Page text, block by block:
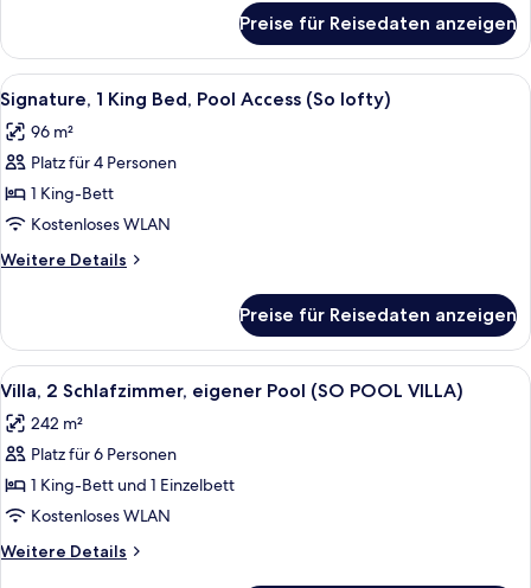
Comfy
Pool
Access)
anzeigen
Room,
King
Bed,
Pool
Access
Comfy
Pool
Preise für Reisedaten anzeigen
Alle
Fotos
für
Signature,
1
King
Bed,
Pool
(So
lofty)
anzeigen
Signature, 1 King Bed, Pool Access
9
Signature, 1 King Bed, Pool Access (So lofty)
96 m²
Platz für 4 Personen
1 King-Bett
Kostenloses WLAN
Weitere Details
Weitere
1
King
Bed,
Access
(So
Preise für Reisedaten anzeigen
Alle
Fotos
für
Villa,
2 Schlafzimmer,
eigener
Pool
(SO
Villa, 2 Schlafzimmer, eigener Pool
7
Villa, 2 Schlafzimmer, eigener Pool (SO POOL VILLA)
242 m²
Platz für 6 Personen
1 King-Bett und 1 Einzelbett
Kostenloses WLAN
Weitere Details
Weitere